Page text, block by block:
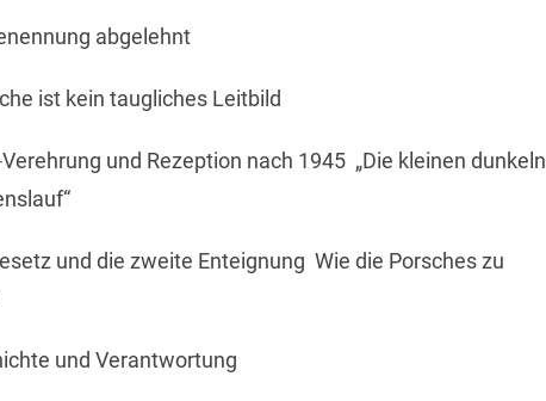
abgelehnt
ist kein taugliches Leitbild
und Rezeption nach 1945  „Die kleinen dunkeln
und die zweite Enteignung  Wie die Porsches zu
und Verantwortung